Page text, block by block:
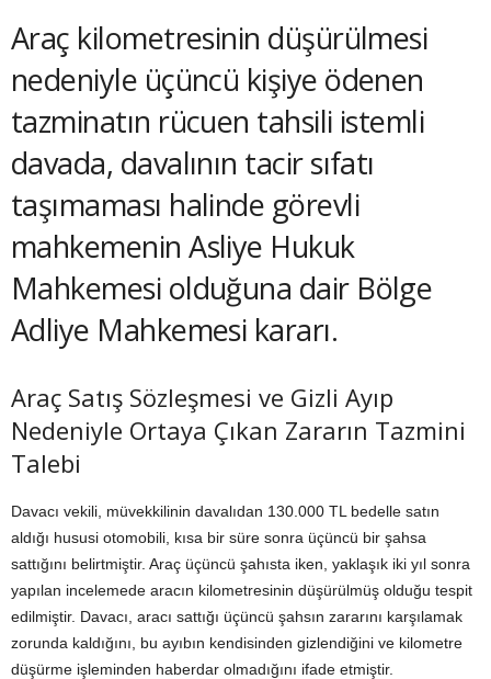
Araç kilometresinin düşürülmesi
nedeniyle üçüncü kişiye ödenen
tazminatın rücuen tahsili istemli
davada, davalının tacir sıfatı
taşımaması halinde görevli
mahkemenin Asliye Hukuk
Mahkemesi olduğuna dair Bölge
Adliye Mahkemesi kararı.
Araç Satış Sözleşmesi ve Gizli Ayıp
Nedeniyle Ortaya Çıkan Zararın Tazmini
Talebi
Davacı vekili, müvekkilinin davalıdan 130.000 TL bedelle satın
aldığı hususi otomobili, kısa bir süre sonra üçüncü bir şahsa
sattığını belirtmiştir. Araç üçüncü şahısta iken, yaklaşık iki yıl sonra
yapılan incelemede aracın kilometresinin düşürülmüş olduğu tespit
edilmiştir. Davacı, aracı sattığı üçüncü şahsın zararını karşılamak
zorunda kaldığını, bu ayıbın kendisinden gizlendiğini ve kilometre
düşürme işleminden haberdar olmadığını ifade etmiştir.